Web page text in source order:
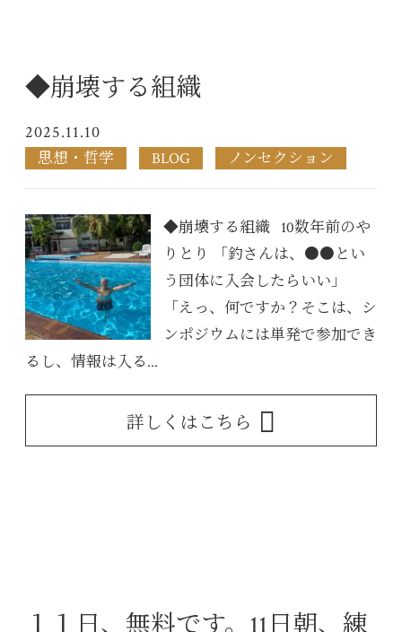
◆崩壊する組織
2025.11.10
思想・哲学 BLOG ノンセクション
◆崩壊する組織 10数年前のや
りとり 「釣さんは、●●とい
う団体に入会したらいい」
「えっ、何ですか？そこは、シ
ンポジウムには単発で参加でき
るし、情報は入る...
詳しくはこちら